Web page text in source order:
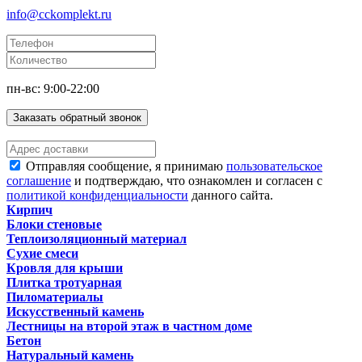
info@cckomplekt.ru
пн-вс: 9:00-22:00
Заказать обратный звонок
Отправляя сообщение, я принимаю пользовательское
соглашение и подтверждаю, что ознакомлен и согласен с
политикой конфиденциальности данного сайта.
Кирпич
Блоки стеновые
Теплоизоляционный материал
Сухие смеси
Кровля для крыши
Плитка тротуарная
Пиломатериалы
Искусственный камень
Лестницы на второй этаж в частном доме
Бетон
Натуральный камень